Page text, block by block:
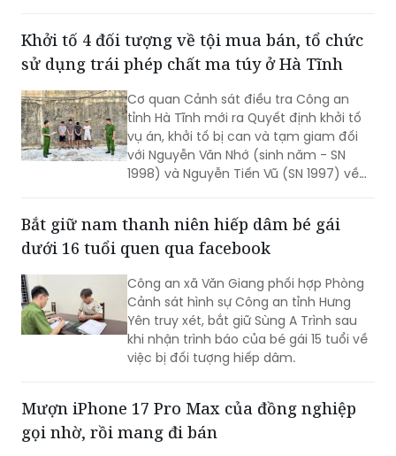
Khởi tố 4 đối tượng về tội mua bán, tổ chức
sử dụng trái phép chất ma túy ở Hà Tĩnh
Cơ quan Cảnh sát điều tra Công an
tỉnh Hà Tĩnh mới ra Quyết định khởi tố
vụ án, khởi tố bị can và tạm giam đối
với Nguyễn Văn Nhớ (sinh năm - SN
1998) và Nguyễn Tiến Vũ (SN 1997) về
Nguyễn Quang Vinh (SN 1995) và Trần
Mạnh Cường (SN 2003) về tội "Mua bán
Bắt giữ nam thanh niên hiếp dâm bé gái
dưới 16 tuổi quen qua facebook
Công an xã Văn Giang phối hợp Phòng
Cảnh sát hình sự Công an tỉnh Hưng
Yên truy xét, bắt giữ Sùng A Trình sau
khi nhận trình báo của bé gái 15 tuổi về
việc bị đối tượng hiếp dâm.
Mượn iPhone 17 Pro Max của đồng nghiệp
gọi nhờ, rồi mang đi bán